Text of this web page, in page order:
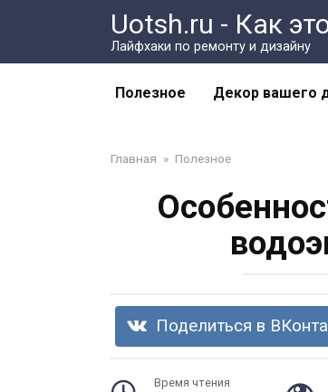
Uotsh.ru - Как
Лайфхаки по ремонту и дизайну
Полезное Декор вашего
Главная » Полезное
Поделиться в
Время чтения